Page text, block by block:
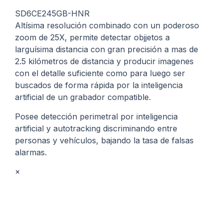
SD6CE245GB-HNR
Altísima resolución combinado con un poderoso
zoom de 25X, permite detectar objjetos a
larguísima distancia con gran precisión a mas de
2.5 kilómetros de distancia y producir imagenes
con el detalle suficiente como para luego ser
buscados de forma rápida por la inteligencia
artificial de un grabador compatible.
Posee detección perimetral por inteligencia
artificial y autotracking discriminando entre
personas y vehículos, bajando la tasa de falsas
alarmas.
×